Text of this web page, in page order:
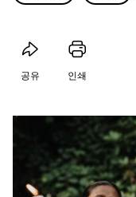
공유 인쇄